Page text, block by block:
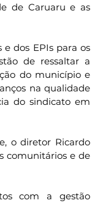
de Caruaru e as
dos EPIs para os
de ressaltar a
do município e
na qualidade
do sindicato em
o diretor Ricardo
comunitários e de
com a gestão